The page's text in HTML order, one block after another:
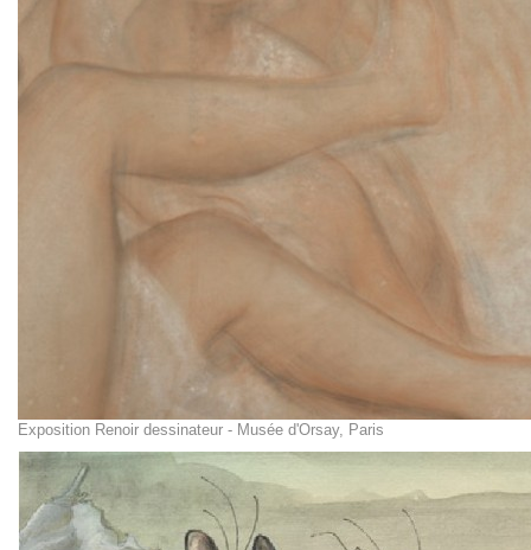
Exposition Renoir dessinateur - Musée d'Orsay, Paris